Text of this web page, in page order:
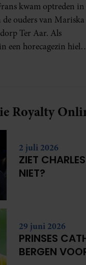
kwam optreden in
ouders van Mariska
Ter Aar. Als
een horecagezin hielp
Royalty
2 juli 2026
ZIET
NIET?
29 juni 2026
PRINSES
BERGEN